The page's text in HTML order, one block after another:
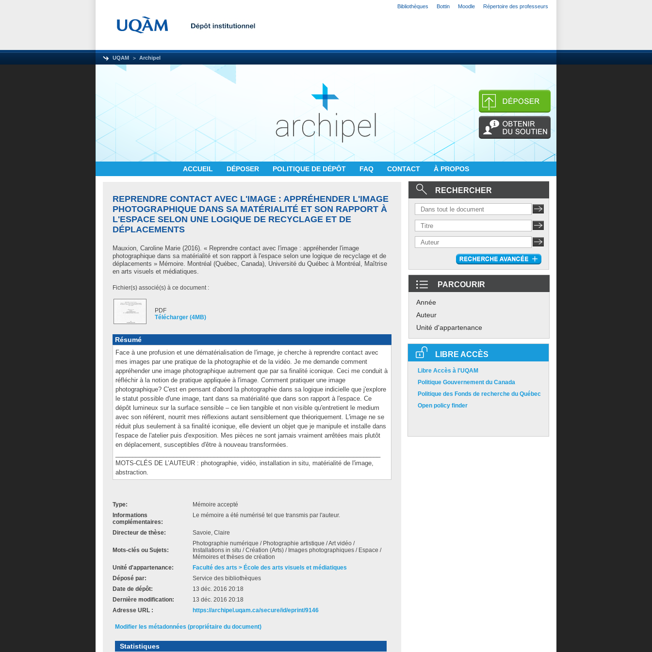
Bibliothèques Bottin Moodle Répertoire des professeurs
UQAM Archipel
ACCUEIL DÉPOSER POLITIQUE DE DÉPÔT FAQ CONTACT À PROPOS
REPRENDRE CONTACT AVEC L'IMAGE : APPRÉHENDER L'IMAGE
PHOTOGRAPHIQUE DANS SA MATÉRIALITÉ ET SON RAPPORT À
L'ESPACE SELON UNE LOGIQUE DE RECYCLAGE ET DE
DÉPLACEMENTS
Mauxion, Caroline Marie (2016). « Reprendre contact avec l'image : appréhender l'image
photographique dans sa matérialité et son rapport à l'espace selon une logique de recyclage et de
déplacements » Mémoire. Montréal (Québec, Canada), Université du Québec à Montréal, Maîtrise
en arts visuels et médiatiques.
Fichier(s) associé(s) à ce document :
PDF
Télécharger (4MB)
Résumé
Face à une profusion et une dématérialisation de l'image, je cherche à reprendre contact avec
mes images par une pratique de la photographie et de la vidéo. Je me demande comment
appréhender une image photographique autrement que par sa finalité iconique. Ceci me conduit à
réfléchir à la notion de pratique appliquée à l'image. Comment pratiquer une image
photographique? C'est en pensant d'abord la photographie dans sa logique indicielle que j'explore
le statut possible d'une image, tant dans sa matérialité que dans son rapport à l'espace. Ce
dépôt lumineux sur la surface sensible – ce lien tangible et non visible qu'entretient le medium
avec son référent, nourrit mes réflexions autant sensiblement que théoriquement. L'image ne se
réduit plus seulement à sa finalité iconique, elle devient un objet que je manipule et installe dans
l'espace de l'atelier puis d'exposition. Mes pièces ne sont jamais vraiment arrêtées mais plutôt
en déplacement, susceptibles d'être à nouveau transformées.
MOTS-CLÉS DE L’AUTEUR : photographie, vidéo, installation in situ, matérialité de l'image,
abstraction.
Type:
Mémoire accepté
Informations
complémentaires:
Le mémoire a été numérisé tel que transmis par l'auteur.
Directeur de thèse: Savoie, Claire
Mots-clés ou Sujets:
Photographie numérique / Photographie artistique / Art vidéo /
Installations in situ / Création (Arts) / Images photographiques / Espace /
Mémoires et thèses de création
Unité d'appartenance:
Faculté des arts > École des arts visuels et médiatiques
Déposé par:
Service des bibliothèques
Date de dépôt:
13 déc. 2016 20:18
Dernière modification:
13 déc. 2016 20:18
Adresse URL :
https://archipel.uqam.ca/secure/id/eprint/9146
Modifier les métadonnées (propriétaire du document)
Statistiques
RECHERCHER
PARCOURIR
Année
Auteur
Unité d'appartenance
LIBRE ACCÈS
Libre Accès à l'UQAM
Politique Gouvernement du Canada
Politique des Fonds de recherche du Québec
Open policy finder